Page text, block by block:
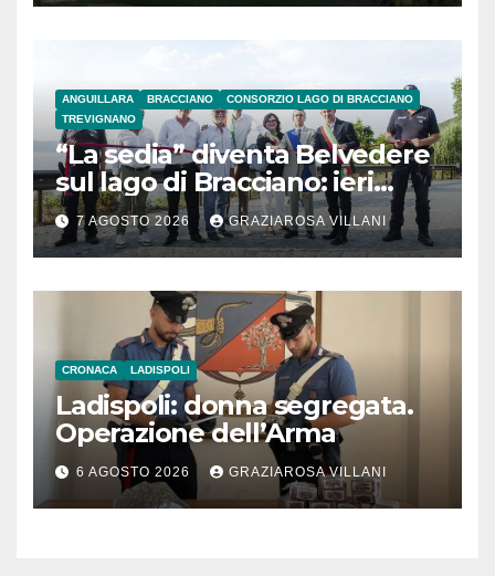
ANGUILLARA BRACCIANO
CONSORZIO LAGO DI BRACCIANO
TREVIGNANO
“La sedia” diventa Belvedere
sul lago di Bracciano: ieri
l’inaugurazione
7 AGOSTO 2026 GRAZIAROSA VILLANI
CRONACA LADISPOLI
Ladispoli: donna segregata.
Operazione dell’Arma
6 AGOSTO 2026 GRAZIAROSA VILLANI